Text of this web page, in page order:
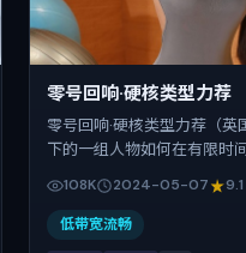
零号回响·硬核类型力荐
零号回响·硬核类型力荐（英
下的一组人物如何在有限时
亦菲、雷佳音、长泽雅美的
片定于 2024-05-07 起陆
108K 2024-05-07 9.1
低带宽流畅